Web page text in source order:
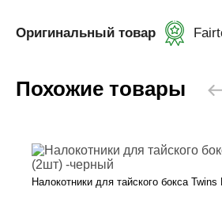
Оригинальный товар
Похожие товары
Налокотники для тайского бокса